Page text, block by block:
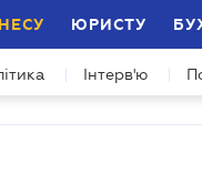
ЮРИСТУ
Інтерв'ю